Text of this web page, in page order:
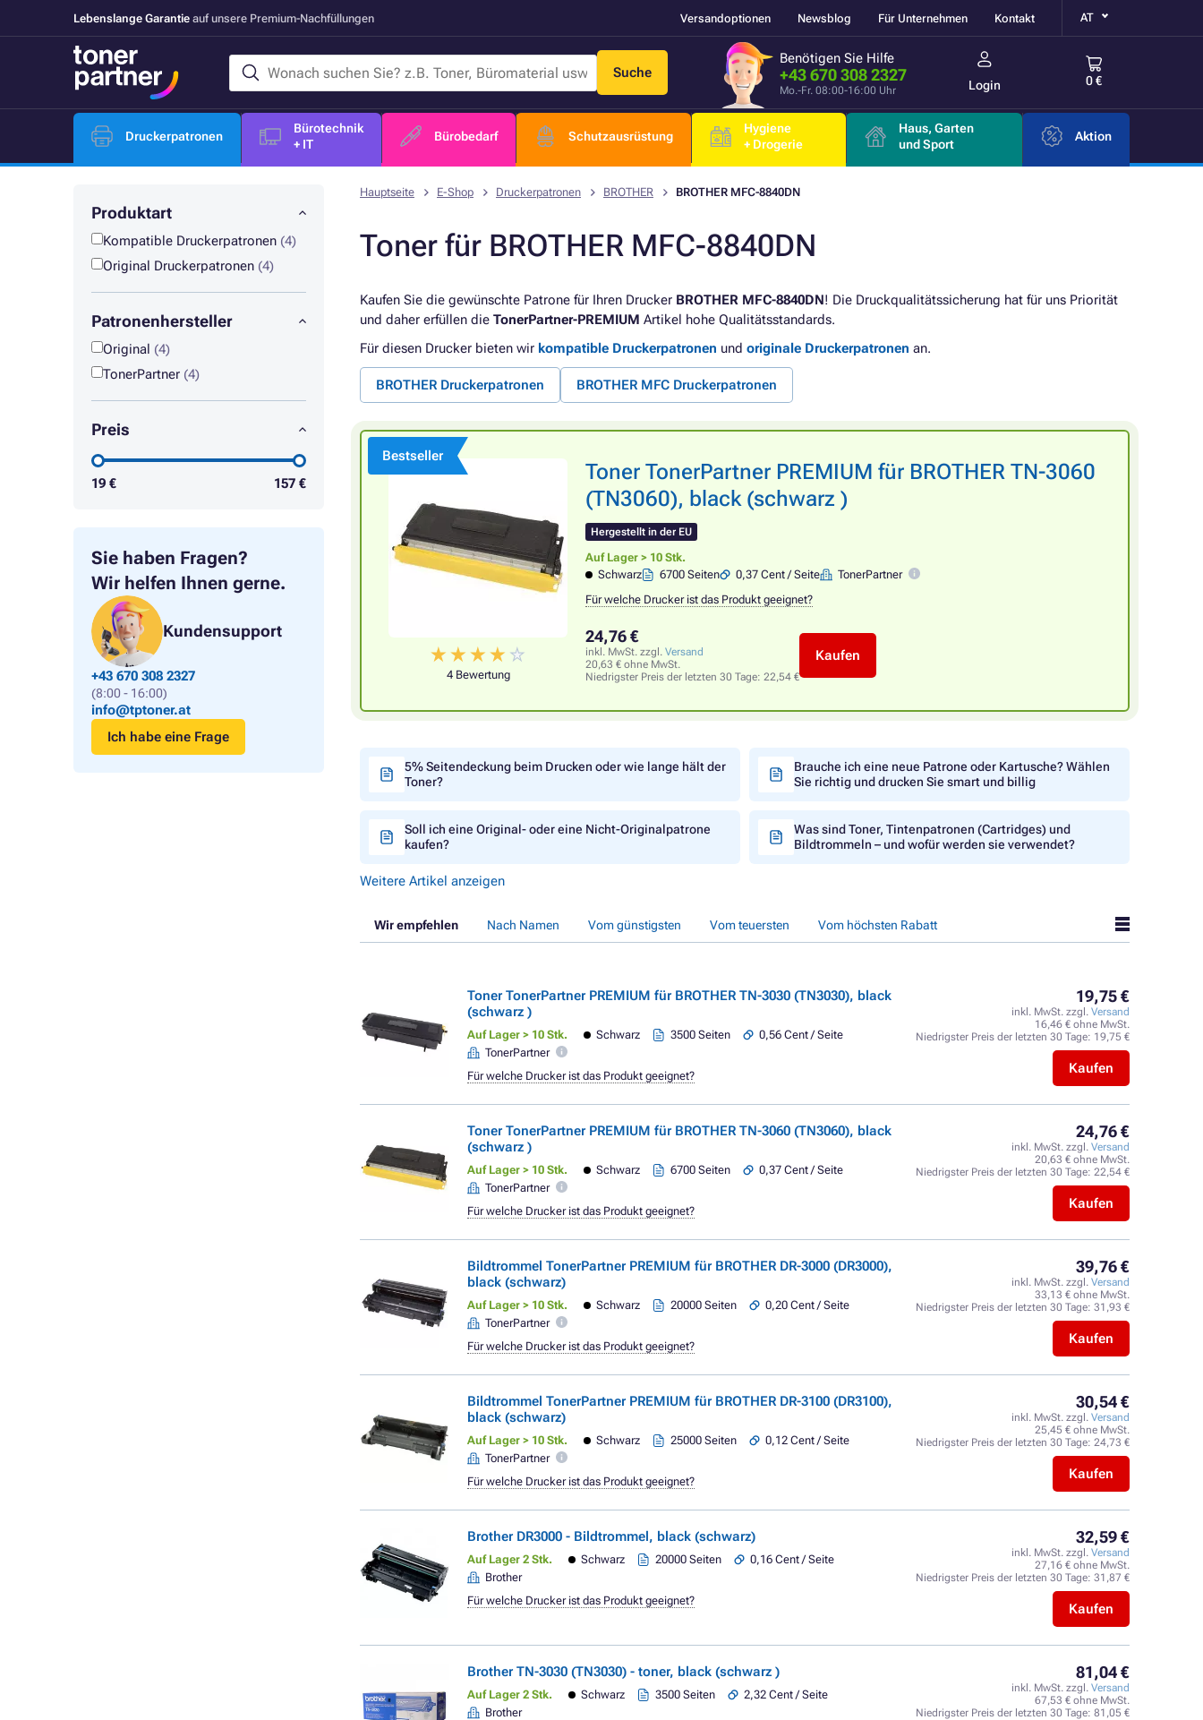
Lebenslange Garantie auf unsere Premium-Nachfüllungen Versandoptionen Newsblog Für Unternehmen Kontakt AT
Suche
Benötigen Sie Hilfe
+43 670 308 2327
Mo.-Fr. 08:00-16:00 Uhr Login 0 €
Druckerpatronen
Bürotechnik
+ IT
Bürobedarf Schutzausrüstung
Hygiene
+ Drogerie
Haus, Garten
und Sport
Aktion
Produktart
Kompatible Druckerpatronen (4)
Original Druckerpatronen (4)
Patronenhersteller
Original (4)
TonerPartner (4)
Preis
19 € 157 €
Sie haben Fragen?
Wir helfen Ihnen gerne.
Kundensupport
+43 670 308 2327
(8:00 - 16:00)
info@tptoner.at
Ich habe eine Frage
Hauptseite E-Shop Druckerpatronen BROTHER BROTHER MFC-8840DN
Toner für BROTHER MFC-8840DN
Kaufen Sie die gewünschte Patrone für Ihren Drucker BROTHER MFC-8840DN! Die Druckqualitätssicherung hat für uns Priorität
und daher erfüllen die TonerPartner-PREMIUM Artikel hohe Qualitätsstandards.
Für diesen Drucker bieten wir kompatible Druckerpatronen und originale Druckerpatronen an.
BROTHER Druckerpatronen BROTHER MFC Druckerpatronen
Bestseller
4 Bewertung
Toner TonerPartner PREMIUM für BROTHER TN-3060
(TN3060), black (schwarz )
Hergestellt in der EU
Auf Lager > 10 Stk.
Schwarz
6700 Seiten 0,37 Cent / Seite
TonerPartner
Für welche Drucker ist das Produkt geeignet?
24,76 €
inkl. MwSt. zzgl. Versand
20,63 € ohne MwSt.
Niedrigster Preis der letzten 30 Tage: 22,54 €
Kaufen
5% Seitendeckung beim Drucken oder wie lange hält der
Toner?
Brauche ich eine neue Patrone oder Kartusche? Wählen
Sie richtig und drucken Sie smart und billig
Soll ich eine Original- oder eine Nicht-Originalpatrone
kaufen?
Was sind Toner, Tintenpatronen (Cartridges) und
Bildtrommeln – und wofür werden sie verwendet?
Weitere Artikel anzeigen
Wir empfehlen Nach Namen Vom günstigsten Vom teuersten Vom höchsten Rabatt
Toner TonerPartner PREMIUM für BROTHER TN-3030 (TN3030), black
(schwarz )
Auf Lager > 10 Stk. Schwarz 3500 Seiten
0,56 Cent / Seite
TonerPartner
19,75 €
inkl. MwSt. zzgl. Versand
16,46 € ohne MwSt.
Niedrigster Preis der letzten 30 Tage: 19,75 €
Kaufen
Für welche Drucker ist das Produkt geeignet?
Toner TonerPartner PREMIUM für BROTHER TN-3060 (TN3060), black
(schwarz )
Auf Lager > 10 Stk. Schwarz 6700 Seiten
0,37 Cent / Seite
TonerPartner
24,76 €
inkl. MwSt. zzgl. Versand
20,63 € ohne MwSt.
Niedrigster Preis der letzten 30 Tage: 22,54 €
Kaufen
Für welche Drucker ist das Produkt geeignet?
Bildtrommel TonerPartner PREMIUM für BROTHER DR-3000 (DR3000),
black (schwarz)
Auf Lager > 10 Stk. Schwarz 20000 Seiten
0,20 Cent / Seite
TonerPartner
39,76 €
inkl. MwSt. zzgl. Versand
33,13 € ohne MwSt.
Niedrigster Preis der letzten 30 Tage: 31,93 €
Kaufen
Für welche Drucker ist das Produkt geeignet?
Bildtrommel TonerPartner PREMIUM für BROTHER DR-3100 (DR3100),
black (schwarz)
Auf Lager > 10 Stk. Schwarz 25000 Seiten
0,12 Cent / Seite
TonerPartner
30,54 €
inkl. MwSt. zzgl. Versand
25,45 € ohne MwSt.
Niedrigster Preis der letzten 30 Tage: 24,73 €
Kaufen
Für welche Drucker ist das Produkt geeignet?
Brother DR3000 - Bildtrommel, black (schwarz)
Auf Lager 2 Stk. Schwarz 20000 Seiten
0,16 Cent / Seite
Brother
32,59 €
inkl. MwSt. zzgl. Versand
27,16 € ohne MwSt.
Niedrigster Preis der letzten 30 Tage: 31,87 €
Kaufen
Für welche Drucker ist das Produkt geeignet?
Brother TN-3030 (TN3030) - toner, black (schwarz )
Auf Lager 2 Stk. Schwarz 3500 Seiten
2,32 Cent / Seite
Brother
81,04 €
inkl. MwSt. zzgl. Versand
67,53 € ohne MwSt.
Niedrigster Preis der letzten 30 Tage: 81,05 €